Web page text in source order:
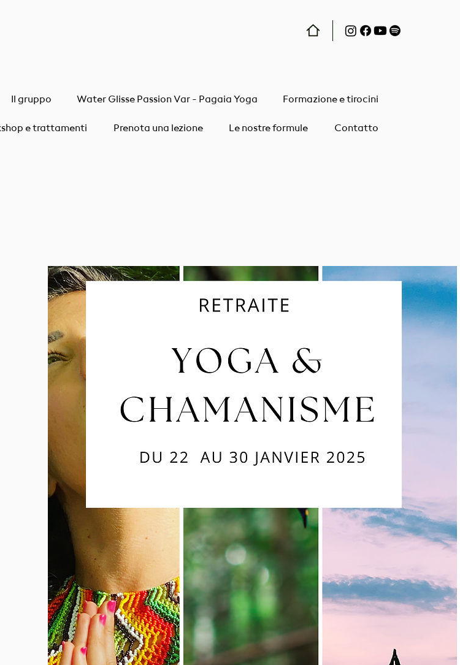
Il gruppo Water Glisse Passion Var - Pagaia Yoga Formazione e tirocini
e trattamenti Prenota una lezione Le nostre formule Contatto